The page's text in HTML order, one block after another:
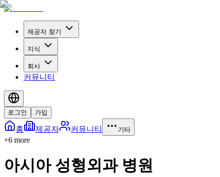
제공자 찾기
지식
회사
커뮤니티
로그인 가입
홈 제공자 커뮤니티 기타
+6 more
아시아 성형외과 병원